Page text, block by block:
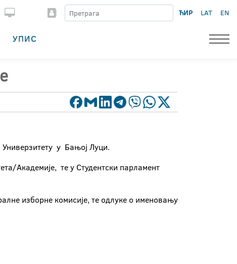
ЋИР LAT EN
УПИС
у Бањој Луци.
Академије, те у Студентски парламент
изборне комисије, те одлуке о именовању